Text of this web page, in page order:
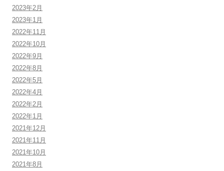
2023年2月
2023年1月
2022年11月
2022年10月
2022年9月
2022年8月
2022年5月
2022年4月
2022年2月
2022年1月
2021年12月
2021年11月
2021年10月
2021年8月